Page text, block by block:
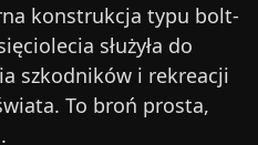
konstrukcja typu bolt-
służyła do
szkodników i rekreacji
To broń prosta,